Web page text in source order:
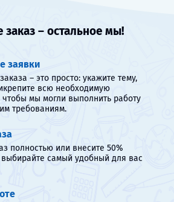
заказ – остальное мы!
заявки
– это просто: укажите тему,
всю необходимую
мы могли выполнить работу
требованиям.
полностью или внесите 50%
выбирайте самый удобный для вас